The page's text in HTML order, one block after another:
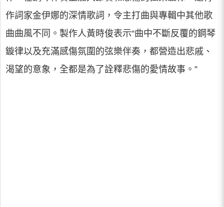
作詞家金伊娜的深情歌詞，令主打曲與專輯中其他歌
曲曲風不同。製作人黃時俊表示“曲中不斷反覆的鋼琴
鏇律以及充滿感傷氛圍的弦樂伴奏，都營造出悲戚、
渴望的意象，全都是為了詮釋悲傷的愛情故事。”